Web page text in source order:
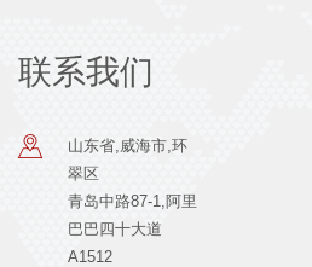
联系我们
山东省,威海市,环
翠区
青岛中路87-1,阿里
巴巴四十大道
A1512